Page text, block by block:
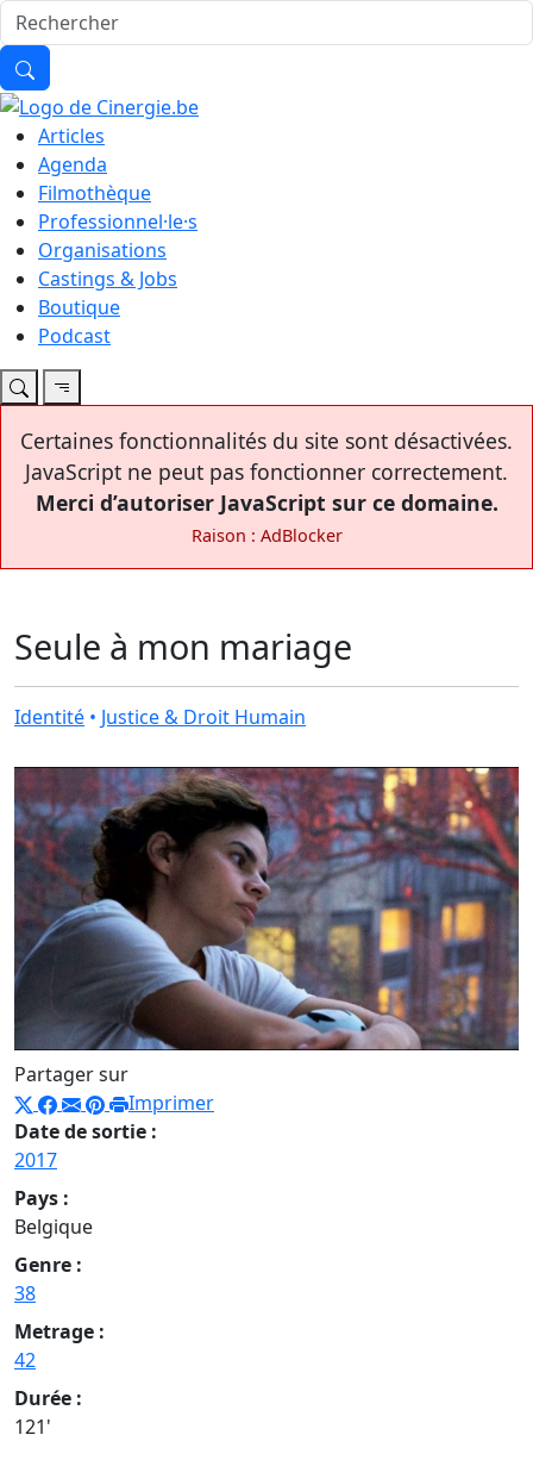
Articles
Agenda
Filmothèque
Professionnel·le·s
Organisations
Castings & Jobs
Boutique
Podcast
Certaines fonctionnalités du site sont désactivées.
JavaScript ne peut pas fonctionner correctement.
Merci d’autoriser JavaScript sur ce domaine.
Raison : AdBlocker
Seule à mon mariage
Identité • Justice & Droit Humain
Partager sur
Imprimer
Date de sortie :
2017
Pays :
Belgique
Genre :
38
Metrage :
42
Durée :
121'